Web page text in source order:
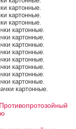
картонные.
картонные.
картонные.
картонные.
картонные.
картонные.
картонные.
картонные.
картонные.
картонные.
картонные.
картонные.
Противопротозойный